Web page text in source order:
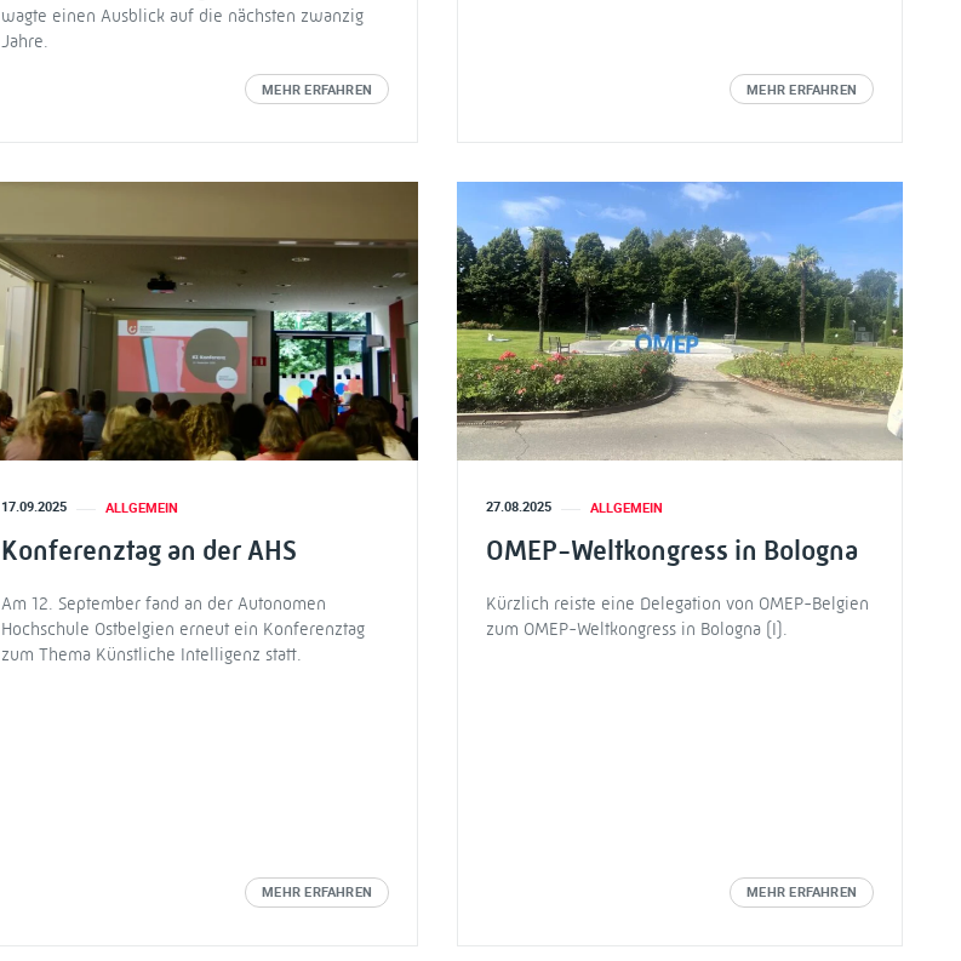
wagte einen Ausblick auf die nächsten zwanzig
Jahre.
MEHR ERFAHREN MEHR ERFAHREN
17.09.2025 ALLGEMEIN
Konferenztag an der AHS
Am 12. September fand an der Autonomen
Hochschule Ostbelgien erneut ein Konferenztag
zum Thema Künstliche Intelligenz statt.
MEHR ERFAHREN
27.08.2025 ALLGEMEIN
OMEP-Weltkongress in Bologna
Kürzlich reiste eine Delegation von OMEP-Belgien
zum OMEP-Weltkongress in Bologna (I).
MEHR ERFAHREN